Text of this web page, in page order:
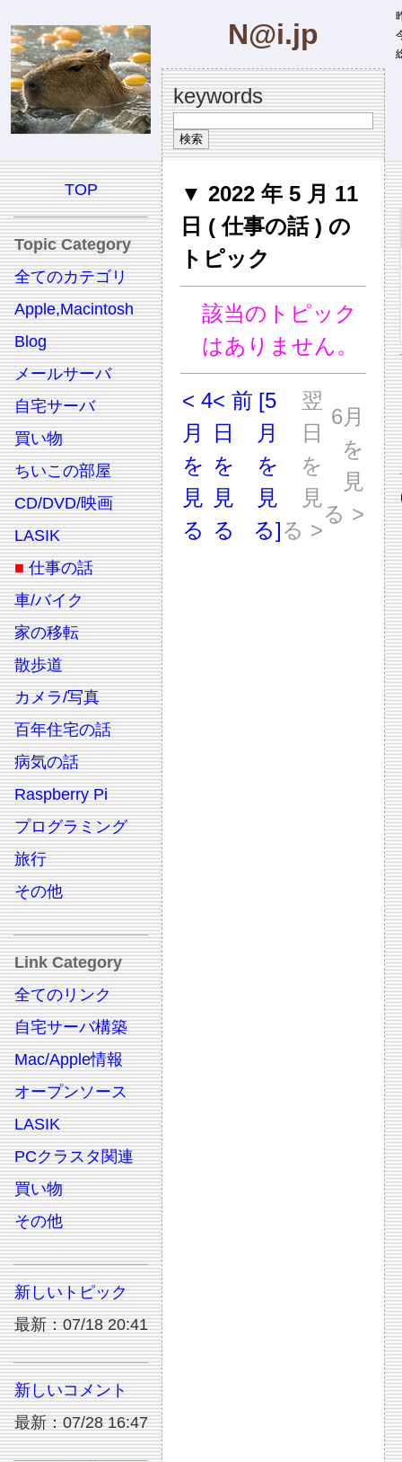
N@i.jp
keywords
TOP
Topic Category
全てのカテゴリ
Apple,Macintosh
Blog
メールサーバ
自宅サーバ
買い物
ちいこの部屋
CD/DVD/映画
LASIK
■ 仕事の話
車/バイク
家の移転
散歩道
カメラ/写真
百年住宅の話
病気の話
Raspberry Pi
プログラミング
旅行
その他
Link Category
全てのリンク
自宅サーバ構築
Mac/Apple情報
オープンソース
LASIK
PCクラスタ関連
買い物
その他
新しいトピック
最新：07/18 20:41
新しいコメント
最新：07/28 16:47
▼ 2022 年 5 月 11
日 ( 仕事の話 ) の
トピック
該当のトピック
はありません。
< 4
月
を
見
る
< 前
日
を
見
る
[5
月
を
見
る]
翌
日
を
見
る >
6月
を
見
る >